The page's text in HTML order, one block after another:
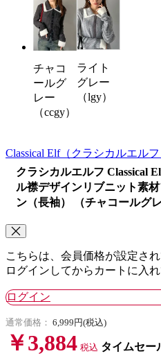
チャコ
ールグ
レー
（ccgy）
ライト
グレー
（lgy）
Classical Elf（クラシカルエルフ
クラシカルエルフ Classical
ル襟デザインリブニット素
ン（長袖） （チャコールグレ
こちらは、会員価格が設定され
ログインしてからカートに入れ
ログイン
通常価格： 6,999円(税込)
￥3,884 税込 タイムセー